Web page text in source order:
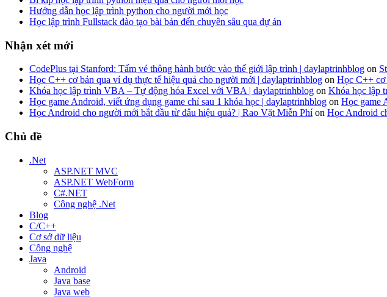
Hướng dẫn học lập trình python cho người mới học
Học lập trình Fullstack đào tạo bài bản đến chuyên sâu qua dự án
Nhận xét mới
CodePlus tại Stanford: Tấm vé thông hành bước vào thế giới lập trình | daylaptrinhblog on
Học C++ cơ bản qua ví dụ thực tế hiệu quả cho người mới | daylaptrinhblog on Học C++ cơ
Khóa học lập trình VBA – Tự động hóa Excel với VBA | daylaptrinhblog on Khóa học lập
Học game Android, viết ứng dụng game chỉ sau 1 khóa học | daylaptrinhblog on Học game
Học Android cho người mới bắt đầu từ đâu hiệu quả? | Rao Vặt Miễn Phíon Học Android
Chủ đề
.Net
ASP.NET MVC
ASP.NET WebForm
C#.NET
Công nghệ .Net
Blog
C/C++
Cơ sở dữ liệu
Công nghệ
Java
Android
Java base
Java web